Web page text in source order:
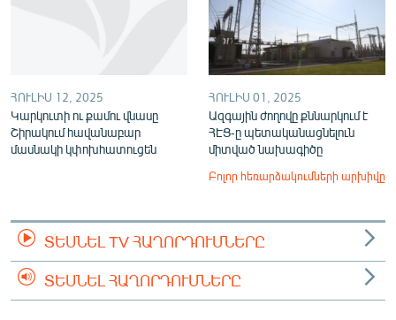
ՀՈՒԼԻՍ 12, 2025
Կարկուտի ու քամու վնասը
Շիրակում հավանաբար
մասնակի կփոխհատուցեն
ՀՈՒԼԻՍ 01, 2025
Ազգային ժողովը քննարկում է
ՀԷՑ-ը պետականացնելուն
միտված նախագիծը
Բոլոր հեռարձակումների արխիվը
ՏԵՍՆԵԼ TV ՀԱՂՈՐԴՈՒՄՆԵՐԸ
ՏԵՍՆԵԼ ՀԱՂՈՐԴՈՒՄՆԵՐԸ